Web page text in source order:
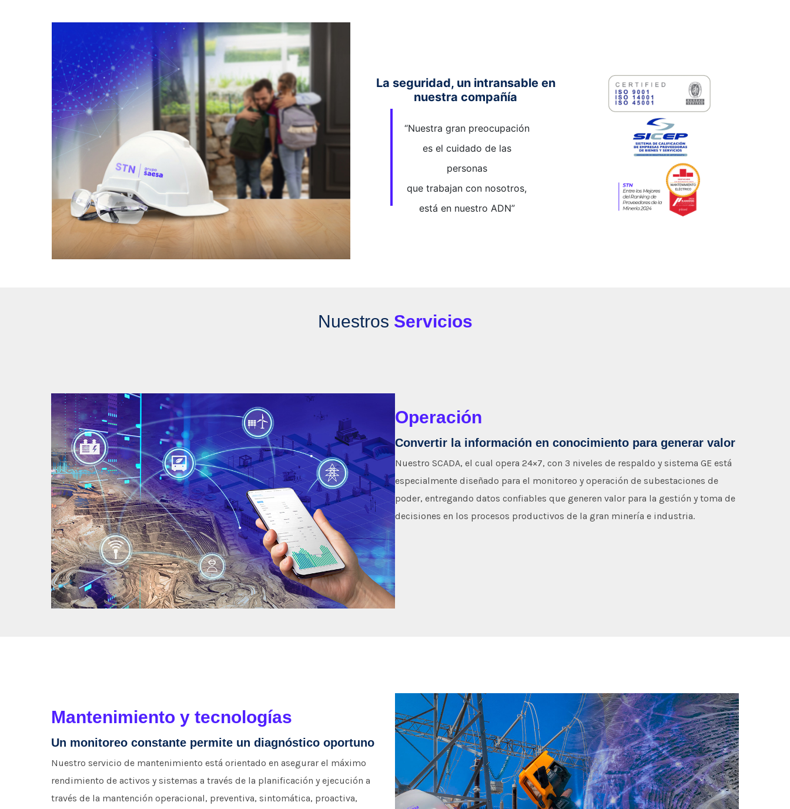
La seguridad, un intransable en
nuestra compañía
“Nuestra gran preocupación
es el cuidado de las
personas
que trabajan con nosotros,
está en nuestro ADN”
Nuestros Servicios
Operación
Convertir la información en conocimiento para generar valor
Nuestro SCADA, el cual opera 24×7, con 3 niveles de respaldo y sistema GE está
especialmente diseñado para el monitoreo y operación de subestaciones de
poder, entregando datos confiables que generen valor para la gestión y toma de
decisiones en los procesos productivos de la gran minería e industria.
Mantenimiento y tecnologías
Un monitoreo constante permite un diagnóstico oportuno
Nuestro servicio de mantenimiento está orientado en asegurar el máximo
rendimiento de activos y sistemas a través de la planificación y ejecución a
través de la mantención operacional, preventiva, sintomática, proactiva,